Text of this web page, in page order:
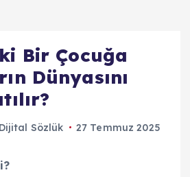
Bir Çocuğa
Dünyasını
Dijital Sözlük 27 Temmuz 2025